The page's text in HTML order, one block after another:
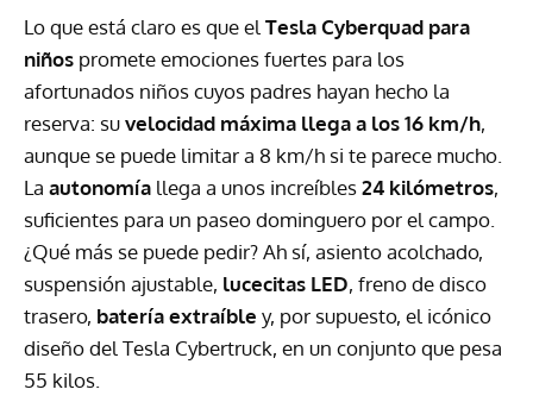
Lo que está claro es que el Tesla Cyberquad para
niños promete emociones fuertes para los
afortunados niños cuyos padres hayan hecho la
reserva: suvelocidad máxima llega a los 16 km/h,
aunque se puede limitar a 8 km/h si te parece mucho.
La autonomía llega a unos increíbles24 kilómetros,
suficientes para un paseo dominguero por el campo.
¿Qué más se puede pedir? Ah sí, asiento acolchado,
suspensión ajustable, lucecitas LED, freno de disco
trasero, batería extraíble y, por supuesto, el icónico
diseño del Tesla Cybertruck, en un conjunto que pesa
55 kilos.